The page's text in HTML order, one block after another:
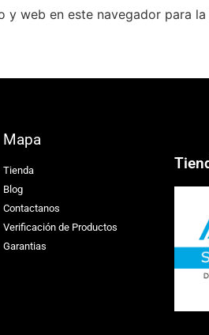
y web en este navegador para
Mapa
Tienda
Blog
Contactanos
Verificación de Productos
Garantias